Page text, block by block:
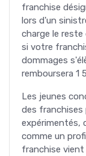
franchise
lors d'un
charge le
si votre
dommages
remboursera 1
Les jeunes
des franchises
expérimentés,
comme un
franchise vient